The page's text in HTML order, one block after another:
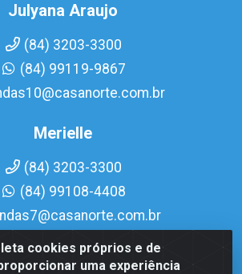
cookies próprios e de
uma experiência
Julyana Araujo
(84) 3203-3300
(84) 99119-9867
Merielle
(84) 3203-3300
(84) 99108-4408
- Av. Interventor Mário Câmara, 1815 -